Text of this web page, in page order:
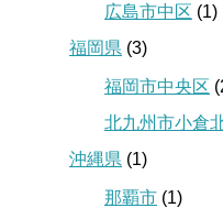
広島市中区 (1)
福岡県 (3)
福岡市中央区
北九州市小倉
沖縄県 (1)
那覇市 (1)